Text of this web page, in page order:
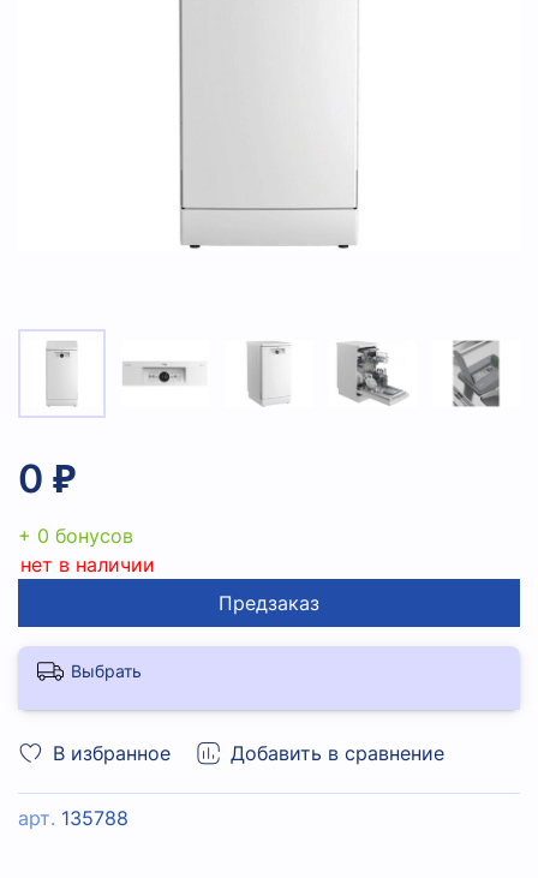
В избранное Добавить в сравнение
арт. 135788
0 ₽
+ 0 бонусов
нет в наличии
Предзаказ
Выбрать